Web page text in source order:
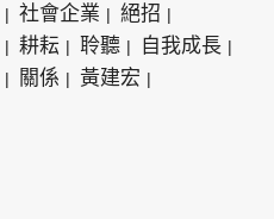
社會企業
絕招
耕耘 聆聽
自我成長
關係
黃建宏